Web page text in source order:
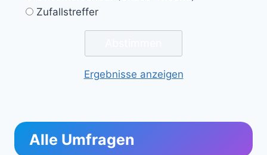
Zufallstreffer
Ergebnisse anzeigen
Alle Umfragen